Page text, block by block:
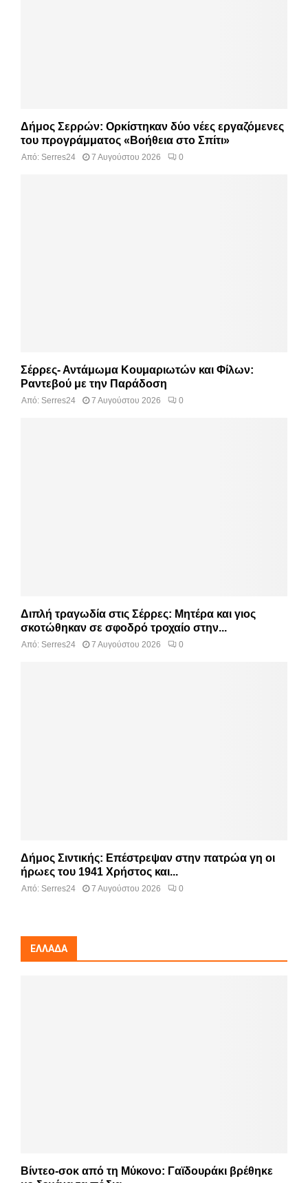
Δήμος Σερρών: Ορκίστηκαν δύο νέες εργαζόμενες
του προγράμματος «Βοήθεια στο Σπίτι»
Από: Serres24 7 Αυγούστου 2026 0
Σέρρες- Αντάμωμα Κουμαριωτών και Φίλων:
Ραντεβού με την Παράδοση
Από: Serres24 7 Αυγούστου 2026 0
Διπλή τραγωδία στις Σέρρες: Μητέρα και γιος
σκοτώθηκαν σε σφοδρό τροχαίο στην...
Από: Serres24 7 Αυγούστου 2026 0
Δήμος Σιντικής: Επέστρεψαν στην πατρώα γη οι
ήρωες του 1941 Χρήστος και...
Από: Serres24 7 Αυγούστου 2026 0
ΕΛΛΆΔΑ
Βίντεο-σοκ από τη Μύκονο: Γαϊδουράκι βρέθηκε